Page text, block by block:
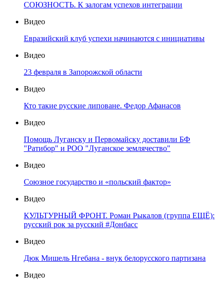
СОЮЗНОСТЬ. К залогам успехов интеграции
Видео
Евразийский клуб успехи начинаются с инициативы
Видео
23 февраля в Запорожской области
Видео
Кто такие русские липоване. Федор Афанасов
Видео
Помощь Луганску и Первомайску доставили БФ
"Ратибор" и РОО "Луганское землячество"
Видео
Союзное государство и «польский фактор»
Видео
КУЛЬТУРНЫЙ ФРОНТ. Роман Рыкалов (группа ЕЩЁ):
русский рок за русский #Донбасс
Видео
Дюк Мишель Нгебана - внук белорусского партизана
Видео